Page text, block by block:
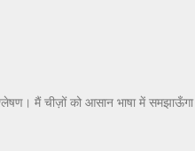
मैं चीज़ों को आसान भाषा में